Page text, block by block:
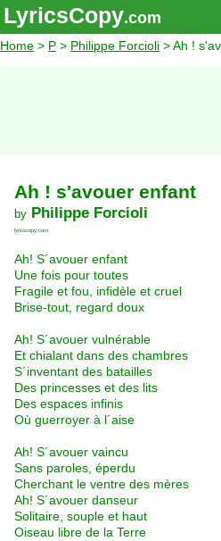
LyricsCopy.com
Home > P > Philippe Forcioli > Ah !
Ah ! s'avouer enfant
by Philippe Forcioli
lyricscopy.com
Ah! S´avouer enfant
Une fois pour toutes
Fragile et fou, infidèle et cruel
Brise-tout, regard doux
Ah! S´avouer vulnérable
Et chialant dans des chambres
S´inventant des batailles
Des princesses et des lits
Des espaces infinis
Où guerroyer à l´aise
Ah! S´avouer vaincu
Sans paroles, éperdu
Cherchant le ventre des mères
Ah! S´avouer danseur
Solitaire, souple et haut
Oiseau libre de la Terre